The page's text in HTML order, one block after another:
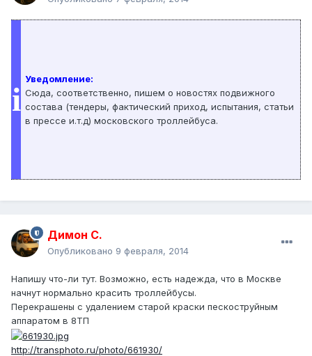
i
Уведомление:
Сюда, соответственно, пишем о новостях подвижного
состава (тендеры, фактический приход, испытания, статьи
в прессе и.т.д) московского троллейбуса.
Димон С.
Опубликовано 9 февраля, 2014
Напишу что-ли тут. Возможно, есть надежда, что в Москве
начнут нормально красить троллейбусы.
Перекрашены с удалением старой краски пескоструйным
аппаратом в 8ТП
http://transphoto.ru/photo/661930/